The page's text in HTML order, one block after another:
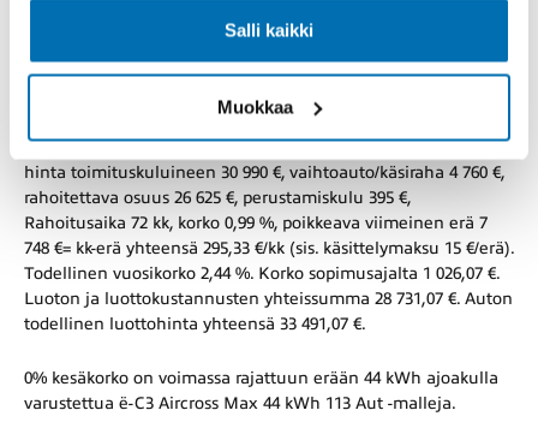
Salli kaikki
Muokkaa
€= kk-erä yhteensä 264,12 €/kk (sis. käsittelymaksu 15 €/erä).
Todellinen vuosikorko 1,54 %. Korko sopimusajalta 0,00 €.
ë-C3 Aircross Max Limited Full Electric 54 kWh 113 Aut.
hinta toimituskuluineen 30 990 €, vaihtoauto/käsiraha 4 760 €,
rahoitettava osuus 26 625 €, perustamiskulu 395 €,
Rahoitusaika 72 kk, korko 0,99 %, poikkeava viimeinen erä 7
748 €= kk-erä yhteensä 295,33 €/kk (sis. käsittelymaksu 15 €/erä).
Todellinen vuosikorko 2,44 %. Korko sopimusajalta 1 026,07 €.
Luoton ja luottokustannusten yhteissumma 28 731,07 €. Auton
todellinen luottohinta yhteensä 33 491,07 €.
0% kesäkorko on voimassa rajattuun erään 44 kWh ajoakulla
varustettua ë-C3 Aircross Max 44 kWh 113 Aut -malleja.